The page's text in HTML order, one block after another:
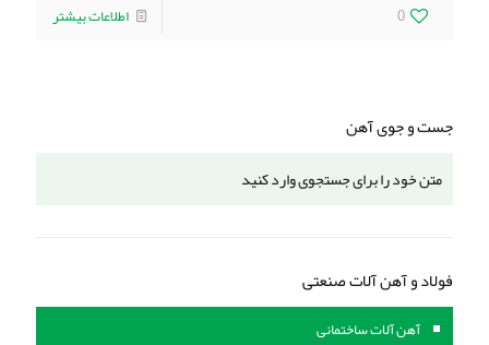
0
اطلاعات بیشتر
جست و جوی آهن
فولاد و آهن آلات صنعتی
آهن آلات ساختمانی